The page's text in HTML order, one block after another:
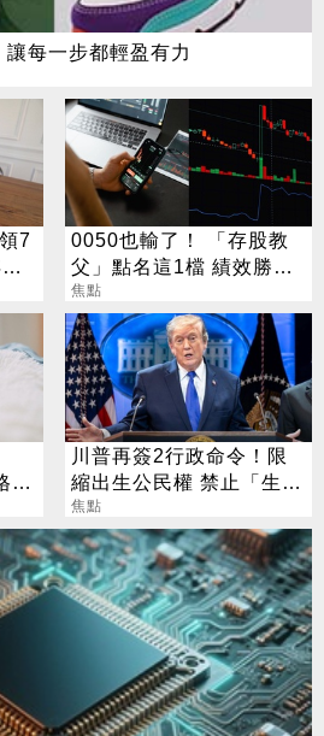
每一步都輕盈有力
7
0050也輸了！ 「存股教
父」點名這1檔 績效勝出
還更抗跌
焦點
一
川普再簽2行政命令！限
縮出生公民權 禁止「生育
旅遊」
焦點